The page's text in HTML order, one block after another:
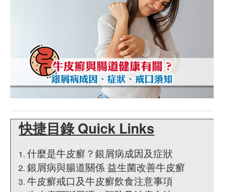
快捷目錄 Quick Links
什麼是牛皮癬？銀屑病成因及症狀
銀屑病與腸道關係 益生菌改善牛皮癬
牛皮癬戒口及牛皮癬飲食注意事項